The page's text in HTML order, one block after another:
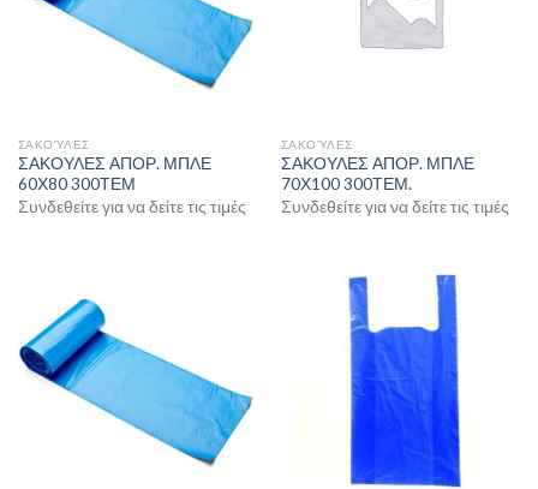
ΣΑΚΟΎΛΕΣ
ΣΑΚΟΥΛΕΣ ΑΠΟΡ. ΜΠΛΕ
60Χ80 300ΤΕΜ
Συνδεθείτε για να δείτε τις τιμές
ΣΑΚΟΎΛΕΣ
ΣΑΚΟΥΛΕΣ ΑΠΟΡ. ΜΠΛΕ
70Χ100 300ΤΕΜ.
Συνδεθείτε για να δείτε τις τιμές